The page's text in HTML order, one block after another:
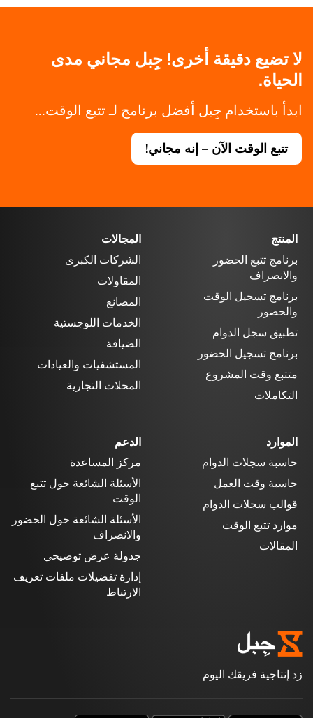
لا تضيع دقيقة أخرى! جِبل مجاني مدى
الحياة.
ابدأ باستخدام جِبل أفضل برنامج لـ تتبع الوقت...
تتبع الوقت الآن – إنه مجاني!
المنتج
برنامج تتبع الحضور
والانصراف
برنامج تسجيل الوقت
والحضور
تطبيق سجل الدوام
برنامج تسجيل الحضور
متتبع وقت المشروع
التكاملات
المجالات
الشركات الكبرى
المقاولات
المصانع
الخدمات اللوجستية
الضيافة
المستشفيات والعيادات
المحلات التجارية
الموارد
حاسبة سجلات الدوام
حاسبة وقت العمل
قوالب سجلات الدوام
موارد تتبع الوقت
المقالات
الدعم
مركز المساعدة
الأسئلة الشائعة حول تتبع
الوقت
الأسئلة الشائعة حول الحضور
والانصراف
جدولة عرض توضيحي
إدارة تفضيلات ملفات تعريف
الارتباط
زد إنتاجية فريقك اليوم